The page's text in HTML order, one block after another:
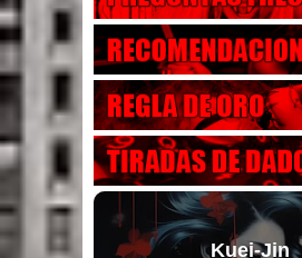
Kuei-Jin